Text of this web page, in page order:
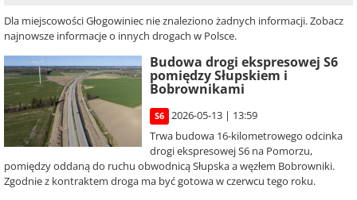
Dla miejscowości Głogowiniec nie znaleziono żadnych informacji. Zobacz
najnowsze informacje o innych drogach w Polsce.
Budowa drogi ekspresowej S6
pomiędzy Słupskiem i
Bobrownikami
S6
2026-05-13 | 13:59
Trwa budowa 16-kilometrowego odcinka
drogi ekspresowej S6 na Pomorzu,
pomiędzy oddaną do ruchu obwodnicą Słupska a węzłem Bobrowniki.
Zgodnie z kontraktem droga ma być gotowa w czerwcu tego roku.